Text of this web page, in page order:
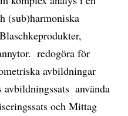
(sub)harmoniska
 redogöra för
avbildningar 
 använda
och Mittag